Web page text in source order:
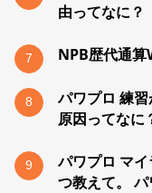
由ってなに？
7 NPB歴代通算
8
パワプロ 練
原因ってなに
9
パワプロ マ
つ教えて。